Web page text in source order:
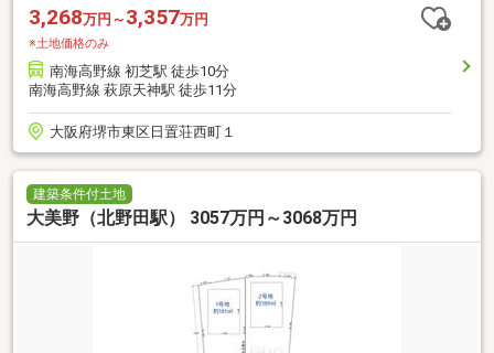
3,268万円～ 3,357万円
※土地価格のみ
南海高野線 初芝駅 徒歩10分
南海高野線 萩原天神駅 徒歩11分
大阪府堺市東区日置荘西町１
建築条件付土地
大美野（北野田駅） 3057万円～3068万円